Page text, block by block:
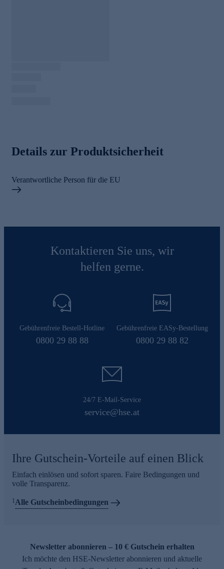
Details zur Produktsicherheit
Verantwortliche Person für die EU
Kontaktieren Sie uns, wir
helfen gerne.
Gebührenfreie Bestell-Hotline
0800 29 88 88
Gebührenfreie EASy-Bestellung
0800 29 88 82
24/7 E-Mail-Service
service@hse.at
Ihre Gutschein-Vorteile auf einen Blick
Einfach einlösen und sofort sparen. Faire Bedingungen und
volle Transparenz.
1 Alle Gutscheinbedingungen
Newsletter abonnieren – 10 € Gutschein erhalten
Ich möchte den HSE-Newsletter abonnieren und aktuelle